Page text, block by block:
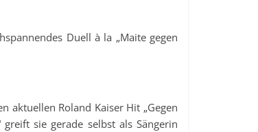
Duell à la „Maite gegen
aktuellen Roland Kaiser Hit „Gegen
sie gerade selbst als Sängerin